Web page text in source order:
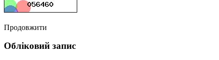
Продовжити
Обліковий запис